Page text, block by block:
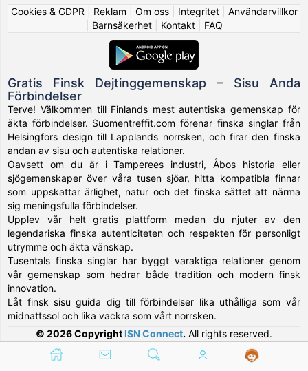
Cookies & GDPR
Reklam Om oss| Integritet| Användarvillkor
Barnsäkerhet| Kontakt| FAQ
Gratis Finsk Dejtinggemenskap – Sisu Anda
Förbindelser
Terve! Välkommen till Finlands mest autentiska gemenskap för
äkta förbindelser. Suomentreffit.com förenar finska singlar från
Helsingfors design till Lapplands norrsken, och firar den finska
andan av sisu och autentiska relationer.
Oavsett om du är i Tamperees industri, Åbos historia eller
sjögemenskaper över våra tusen sjöar, hitta kompatibla finnar
som uppskattar ärlighet, natur och det finska sättet att närma
sig meningsfulla förbindelser.
Upplev vår helt gratis plattform medan du njuter av den
legendariska finska autenticiteten och respekten för personligt
utrymme och äkta vänskap.
Tusentals finska singlar har byggt varaktiga relationer genom
vår gemenskap som hedrar både tradition och modern finsk
innovation.
Låt finsk sisu guida dig till förbindelser lika uthålliga som vår
midnattssol och lika vackra som vårt norrsken.
© 2026 Copyright ISN Connect. All rights reserved.